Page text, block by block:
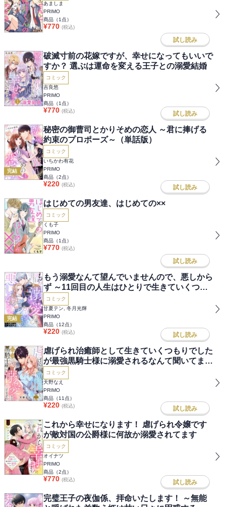
あましま
PRIMO
商品（1 点）
¥770 (税込)
試し読み
破滅寸前の花嫁ですが、幸せになってもいいで
すか？ 選ぶは運命を変える王子との溺愛結婚
コミック
吉良悠
PRIMO
商品（1 点）
¥770 (税込) 試し読み
完結
秘密の御曹司とかりそめの恋人 ～君に捧げる
約束のプロポーズ～（単話版）
コミック
いちかわ有花
PRIMO
商品（2点）
¥220 (税込) 試し読み
はじめての男友達、はじめての××
コミック
くも子
PRIMO
商品（1 点）
¥770 (税込)
試し読み
完結
もう溺愛なんて望んでいませんので、悪しから
ず ～11回目の人生はひとりで生きていくつも
りだったのに急に迫られても困ります～（分冊
版）
コミック
甘夏テン, 冬月光輝
PRIMO
商品（12点）
¥220 (税込) 試し読み
虐げられ治癒師として生きていくつもりでした
が最強黒騎士様に溺愛されるなんて聞いてませ
ん！（分冊版）
コミック
天野なえ
PRIMO
商品（11 点）
¥220 (税込) 試し読み
これから幸せになります！ 虐げられ令嬢です
が敵対国の公爵様に何故か溺愛されてます
コミック
オイナツ
PRIMO
商品（2点）
¥770 (税込) 試し読み
完璧王子の夜伽係、拝命いたします！ ～無能